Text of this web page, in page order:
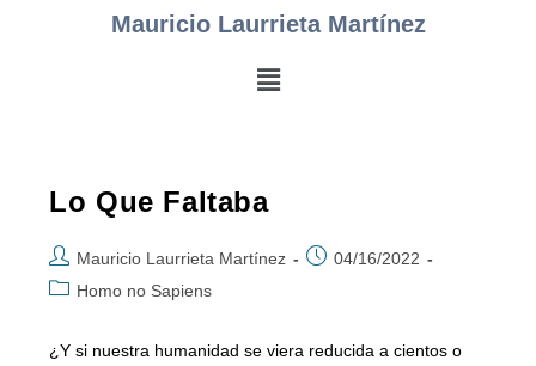
Mauricio Laurrieta Martínez
Lo Que Faltaba
Mauricio Laurrieta Martínez
04/16/2022
Homo no Sapiens
¿Y si nuestra humanidad se viera reducida a cientos o